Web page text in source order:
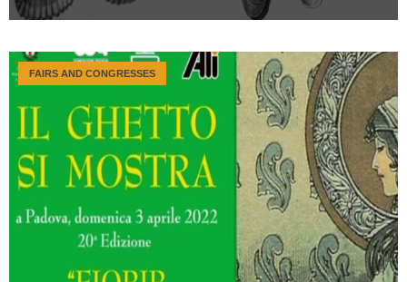
FAIRS AND CONGRESSES